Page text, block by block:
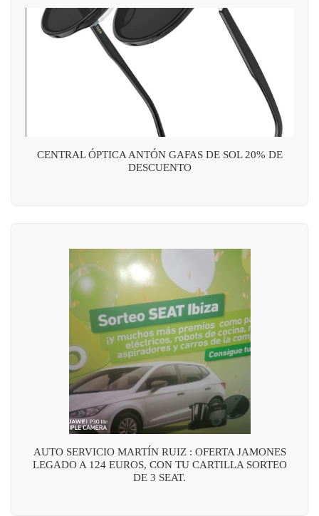
CENTRAL ÓPTICA ANTÓN GAFAS DE SOL 20% DE
DESCUENTO
AUTO SERVICIO MARTÍN RUIZ : OFERTA JAMONES
LEGADO A 124 EUROS, CON TU CARTILLA SORTEO
DE 3 SEAT.